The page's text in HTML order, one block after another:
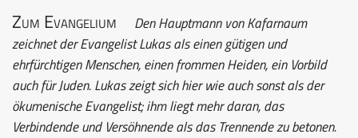
Zum Evangelium
Den Hauptmann von Kafarnaum
zeichnet der Evangelist Lukas als einen gütigen und
ehrfürchtigen Menschen, einen frommen Heiden, ein Vorbild
auch für Juden. Lukas zeigt sich hier wie auch sonst als der
ökumenische Evangelist; ihm liegt mehr daran, das
Verbindende und Versöhnende als das Trennende zu betonen.